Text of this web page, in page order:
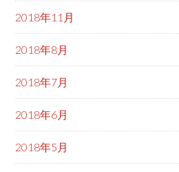
2018年11月
2018年8月
2018年7月
2018年6月
2018年5月